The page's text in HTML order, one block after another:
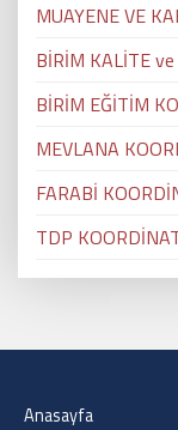
MUAYENE VE
BİRİM KALİTE
BİRİM EĞİTİM
MEVLANA
FARABİ
TDP
Anasayfa